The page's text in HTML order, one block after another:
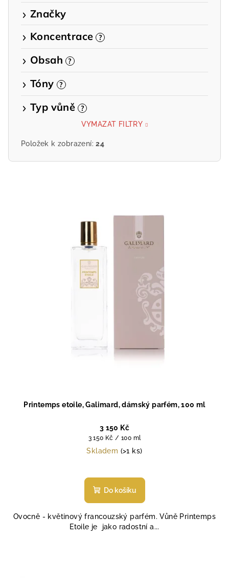
Značky
Koncentrace
?
Obsah ?
Tóny ?
Typ vůně ?
VYMAZAT FILTRY
Položek k zobrazení:24
Printemps etoile, Galimard, dámský parfém, 100 ml
3 150 Kč
Měrná
cena:
3 150 Kč / 100 ml
Skladem (>1 ks)
hodnocení
produktu
z
5
Do košíku
Ovocně - květinový francouzský parfém. Vůně Printemps
Etoile je jako radostní a...